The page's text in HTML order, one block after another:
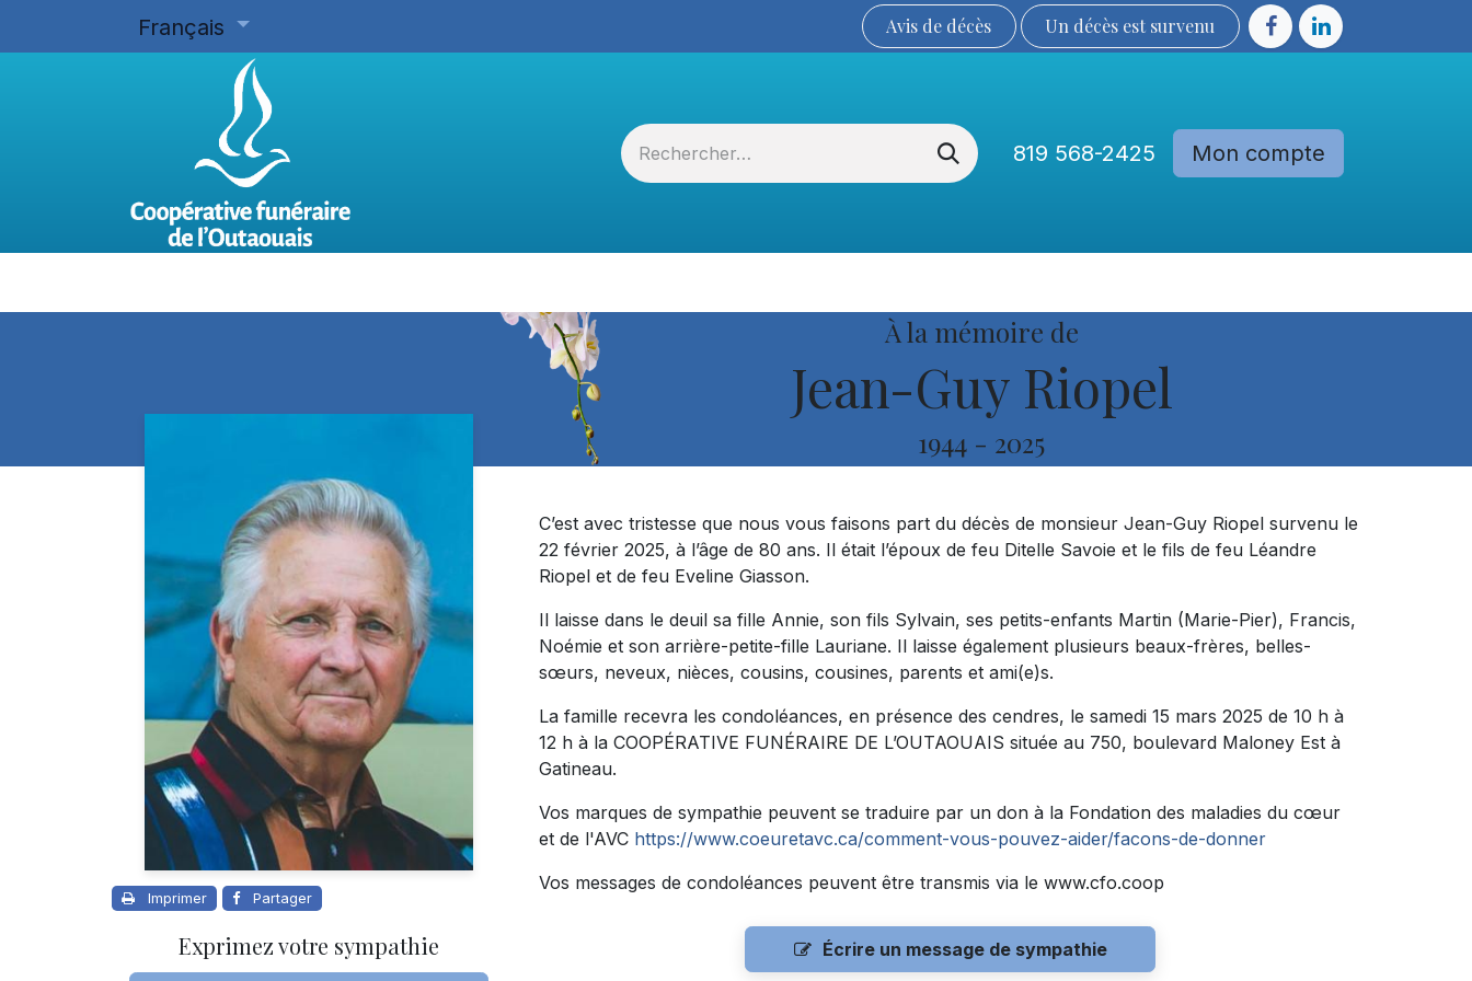
Français Avis de décès Un décès est sur​​​​​​​​ve​nu​​​​​​​​​​
819 568-2425 Mon compte
À la mémoire de
Jean-Guy Riopel
1944 - 2025
Imprimer Partager
Exprimez votre sympathie
C’est avec tristesse que nous vous faisons part du décès de monsieur Jean-Guy Riopel survenu le
22 février 2025, à l’âge de 80 ans. Il était l’époux de feu Ditelle Savoie et le fils de feu Léandre
Riopel et de feu Eveline Giasson.
Il laisse dans le deuil sa fille Annie, son fils Sylvain, ses petits-enfants Martin (Marie-Pier), Francis,
Noémie et son arrière-petite-fille Lauriane. Il laisse également plusieurs beaux-frères, belles-
sœurs, neveux, nièces, cousins, cousines, parents et ami(e)s.
La famille recevra les condoléances, en présence des cendres, le samedi 15 mars 2025 de 10 h à
12 h à la COOPÉRATIVE FUNÉRAIRE DE L’OUTAOUAIS située au 750, boulevard Maloney Est à
Gatineau.
Vos marques de sympathie peuvent se traduire par un don à la Fondation des maladies du cœur
et de l'AVC https://www.coeuretavc.ca/comment-vous-pouvez-aider/facons-de-donner
Vos messages de condoléances peuvent être transmis via le www.cfo.coop
Écrire un message de sympathie